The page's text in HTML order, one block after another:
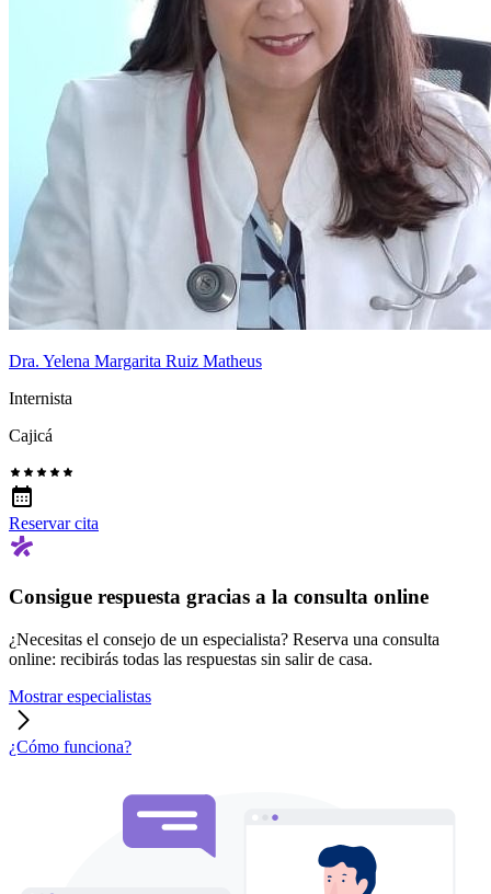
Dra. Yelena Margarita Ruiz Matheus
Internista
Cajicá
Reservar cita
Consigue respuesta gracias a la consulta online
¿Necesitas el consejo de un especialista? Reserva una consulta
online: recibirás todas las respuestas sin salir de casa.
Mostrar especialistas
¿Cómo funciona?